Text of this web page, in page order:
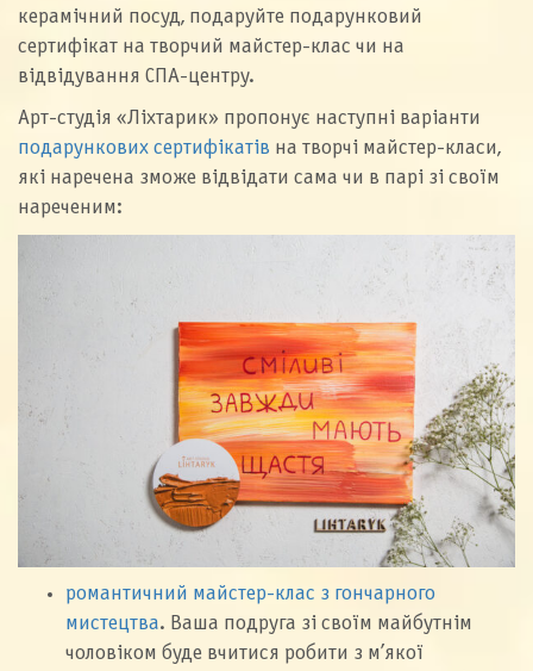
керамічний посуд, подаруйте подарунковий
сертифікат на творчий майстер-клас чи на
відвідування СПА-центру.
Арт-студія «Ліхтарик» пропонує наступні варіанти
подарункових сертифікатів на творчі майстер-класи,
які наречена зможе відвідати сама чи в парі зі своїм
нареченим:
романтичний майстер-клас з гончарного
мистецтва. Ваша подруга зі своїм майбутнім
чоловіком буде вчитися робити з м’якої